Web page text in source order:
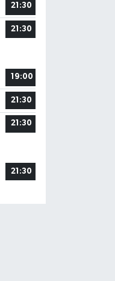
21:30
21:30
19:00
21:30
21:30
21:30